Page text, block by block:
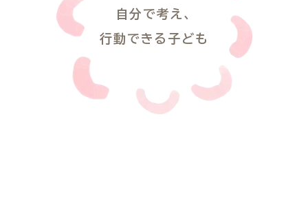
自分で考え、
行動できる子ども